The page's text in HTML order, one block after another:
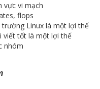
vực vi mạch
flops
Linux là một lợi thế
viết tốt là một lợi thế
nhóm